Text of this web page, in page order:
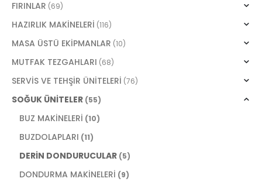
FIRINLAR (69)
HAZIRLIK MAKİNELERİ (116)
MASA ÜSTÜ EKİPMANLAR (10)
MUTFAK TEZGAHLARI (68)
SERVİS VE TEHŞİR ÜNİTELERİ (76)
SOĞUK ÜNİTELER (55)
BUZ MAKİNELERİ (10)
BUZDOLAPLARI (11)
DERİN DONDURUCULAR (5)
DONDURMA MAKİNELERİ (9)